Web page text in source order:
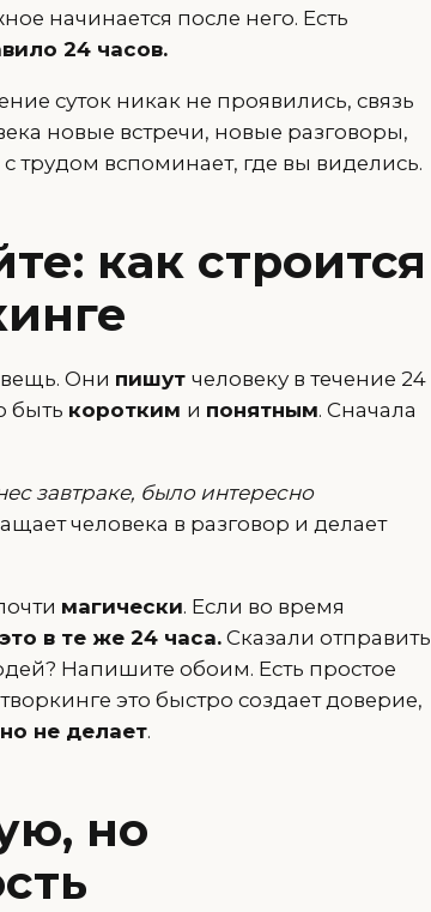
начинается после него. Есть
24 часов.
суток никак не проявились, связь
новые встречи, новые разговоры,
трудом вспоминает, где вы виделись.
как строится
Они пишут человеку в течение 24
быть коротким и понятным. Сначала
завтраке, было интересно
человека в разговор и делает
магически. Если во время
в те же 24 часа. Сказали отправить
Напишите обоим. Есть простое
это быстро создает доверие,
не делает.
но